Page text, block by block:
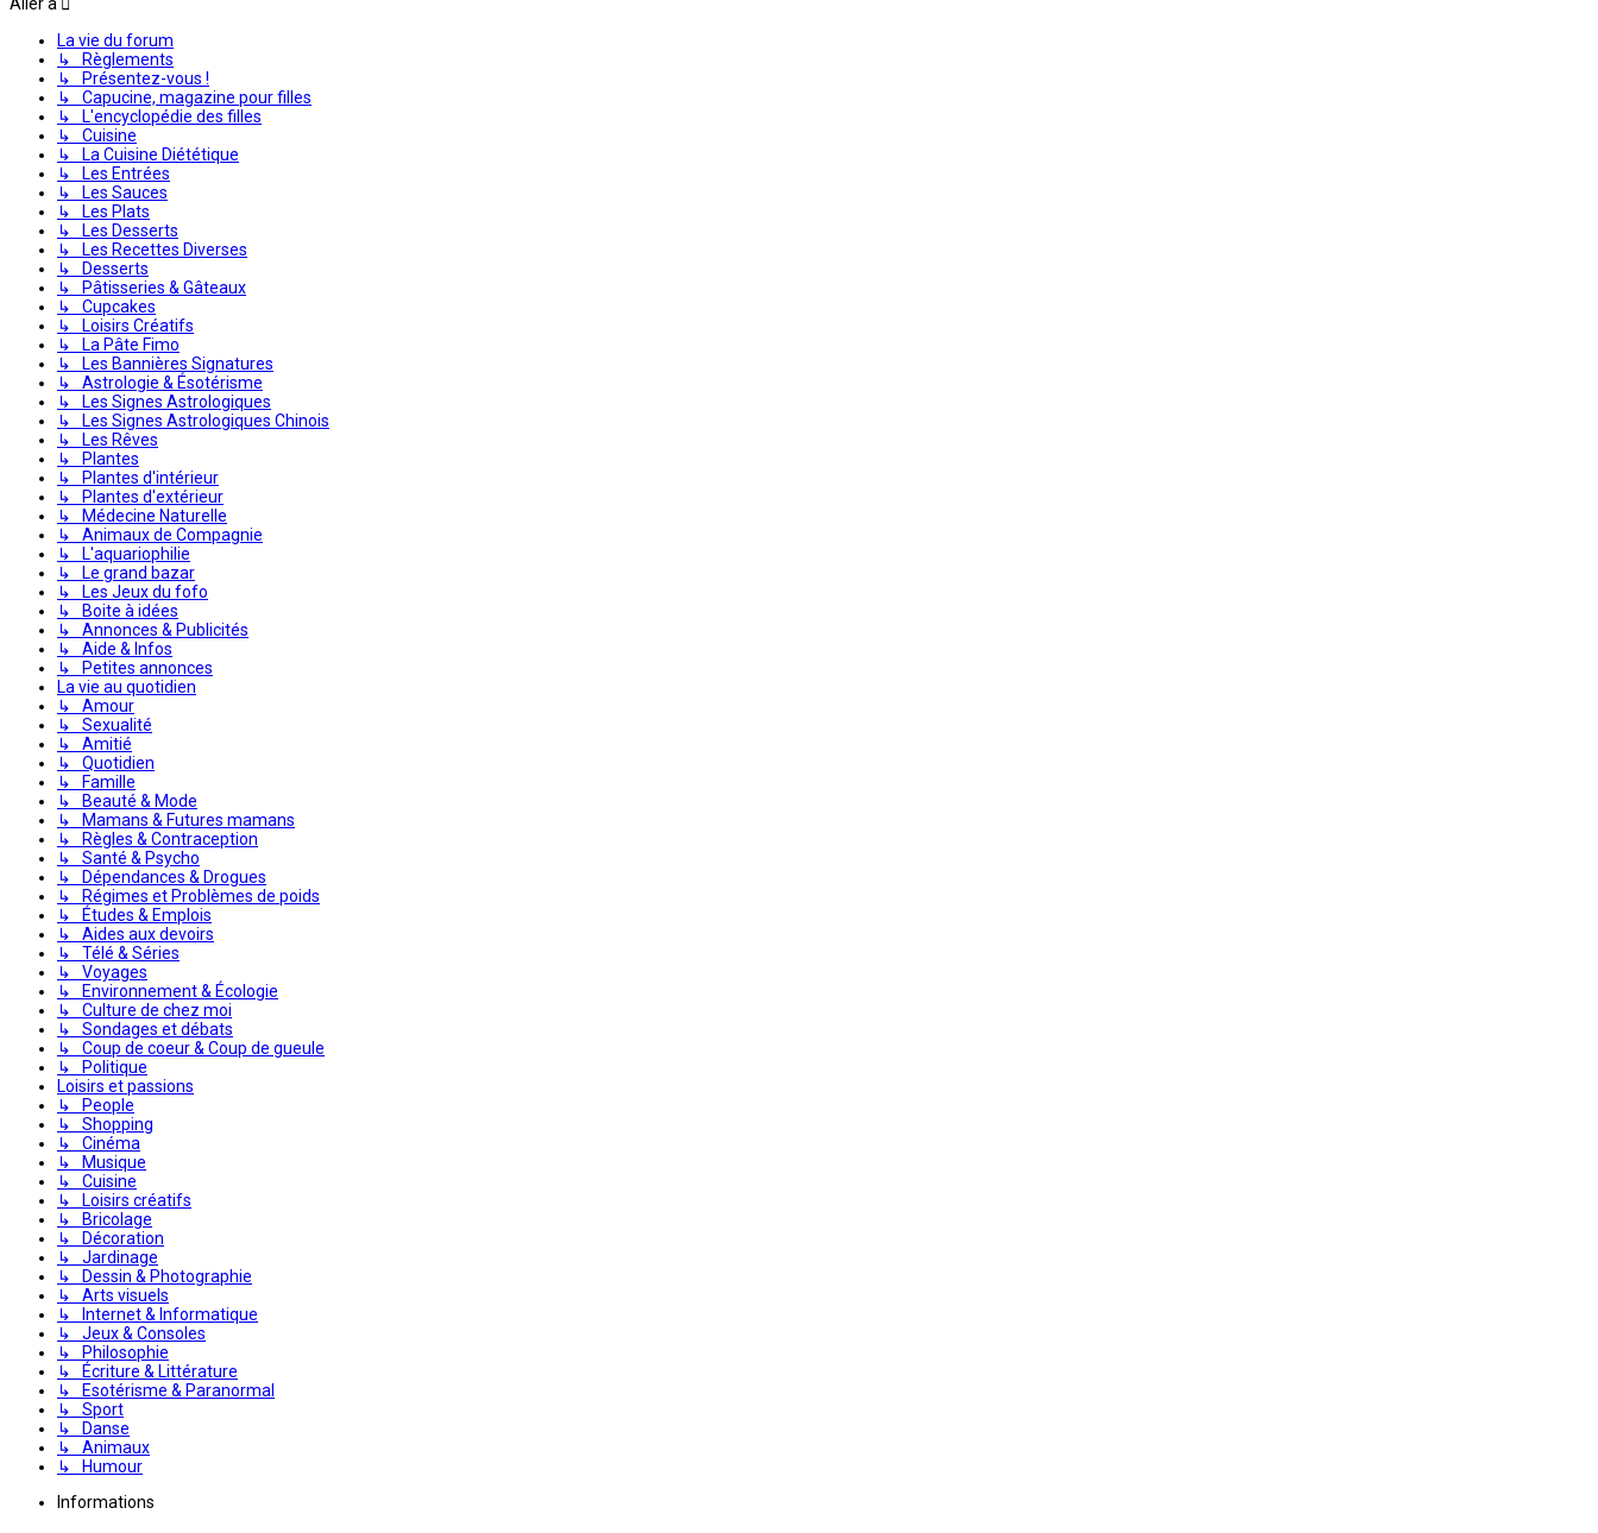
La vie du forum
↳ Règlements
↳ Présentez-vous !
↳ Capucine, magazine pour filles
↳ L'encyclopédie des filles
↳ Cuisine
↳ La Cuisine Diététique
↳ Les Entrées
↳ Les Sauces
↳ Les Plats
↳ Les Desserts
↳ Les Recettes Diverses
↳ Desserts
↳ Pâtisseries & Gâteaux
↳ Cupcakes
↳ Loisirs Créatifs
↳ La Pâte Fimo
↳ Les Bannières Signatures
↳ Astrologie & Ésotérisme
↳ Les Signes Astrologiques
↳ Les Signes Astrologiques Chinois
↳ Les Rêves
↳ Plantes
↳ Plantes d'intérieur
↳ Plantes d'extérieur
↳ Médecine Naturelle
↳ Animaux de Compagnie
↳ L'aquariophilie
↳ Le grand bazar
↳ Les Jeux du fofo
↳ Boite à idées
↳ Annonces & Publicités
↳ Aide & Infos
↳ Petites annonces
La vie au quotidien
↳ Amour
↳ Sexualité
↳ Amitié
↳ Quotidien
↳ Famille
↳ Beauté & Mode
↳ Mamans & Futures mamans
↳ Règles & Contraception
↳ Santé & Psycho
↳ Dépendances & Drogues
↳ Régimes et Problèmes de poids
↳ Études & Emplois
↳ Aides aux devoirs
↳ Télé & Séries
↳ Voyages
↳ Environnement & Écologie
↳ Culture de chez moi
↳ Sondages et débats
↳ Coup de coeur & Coup de gueule
↳ Politique
Loisirs et passions
↳ People
↳ Shopping
↳ Cinéma
↳ Musique
↳ Cuisine
↳ Loisirs créatifs
↳ Bricolage
↳ Décoration
↳ Jardinage
↳ Dessin & Photographie
↳ Arts visuels
↳ Internet & Informatique
↳ Jeux & Consoles
↳ Philosophie
↳ Écriture & Littérature
↳ Esotérisme & Paranormal
↳ Sport
↳ Danse
↳ Animaux
↳ Humour
Informations